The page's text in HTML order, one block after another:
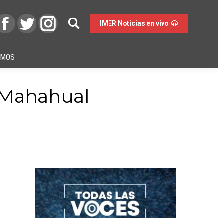
IMER Noticias en vivo